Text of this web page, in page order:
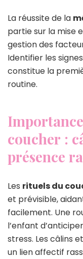
La réussite de la
partie sur la mise
gestion des
Identifier les
constitue la
routine.
coucher :
présence
Les rituels du
et prévisible,
facilement. Une
l’enfant
stress. Les câlins
un lien affectif